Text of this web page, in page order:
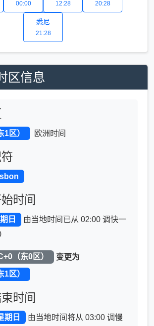
00:00 12:28 20:28
悉尼
21:28
区信息
1区） 欧洲时间
时间
日
由当地时间已从 02:00 调快一
（东0区） 变更为
1区）
时间
期日
由当地时间将从 03:00 调慢